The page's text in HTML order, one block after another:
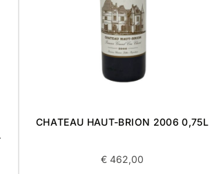
CHATEAU HAUT-BRION 2006 0,75L
€ 462,00